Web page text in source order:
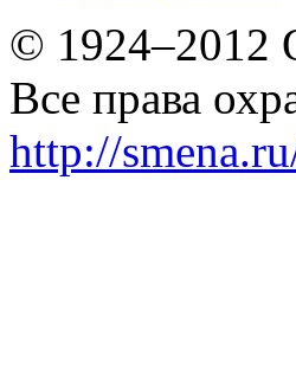
© 1924–2012
Все права
http://